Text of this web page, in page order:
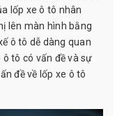
lốp xe ô tô nhân
lên màn hình bằng
ô tô dễ dàng quan
tô có vấn đề và sự
đề về lốp xe ô tô